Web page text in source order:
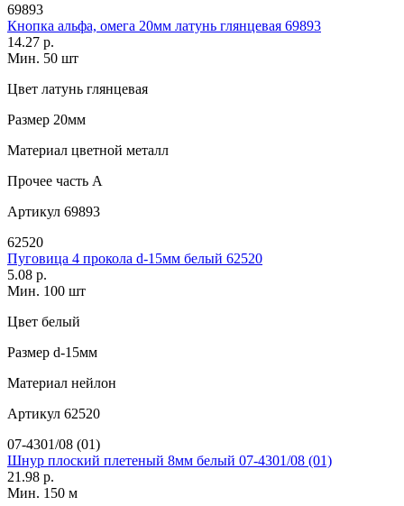
69893
Кнопка альфа, омега 20мм латунь глянцевая 69893
14.27 р.
Мин. 50 шт
Цвет латунь глянцевая
Размер 20мм
Материал цветной металл
Прочее часть A
Артикул 69893
62520
Пуговица 4 прокола d-15мм белый 62520
5.08 р.
Мин. 100 шт
Цвет белый
Размер d-15мм
Материал нейлон
Артикул 62520
07-4301/08 (01)
Шнур плоский плетеный 8мм белый 07-4301/08 (01)
21.98 р.
Мин. 150 м